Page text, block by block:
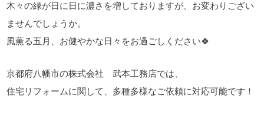
木々の緑が日に日に濃さを増しておりますが、お変わりござい
ませんでしょうか。
風薫る五月、お健やかな日々をお過ごしください🍀
京都府八幡市の株式会社 武本工務店では、
住宅リフォームに関して、多種多様なご依頼に対応可能です！